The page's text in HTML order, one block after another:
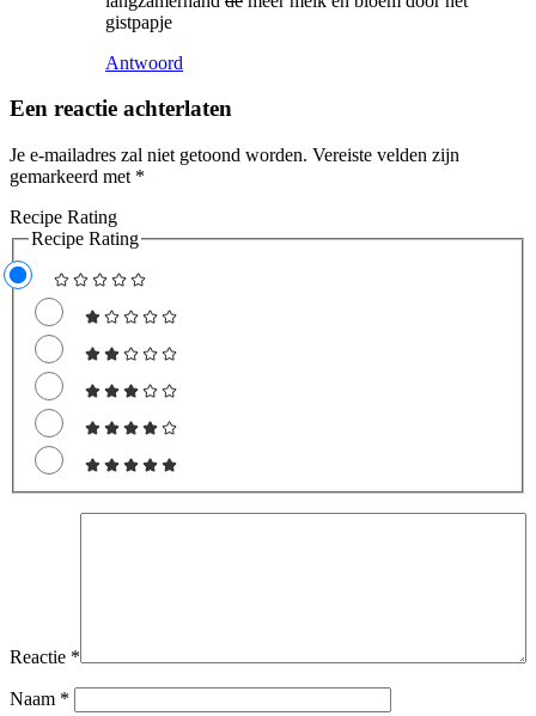
gistpapje
Antwoord
Een reactie achterlaten
Je e-mailadres zal niet getoond worden. Vereiste velden zijn
gemarkeerd met *
Recipe Rating
Recipe Rating
Reactie *
Naam *